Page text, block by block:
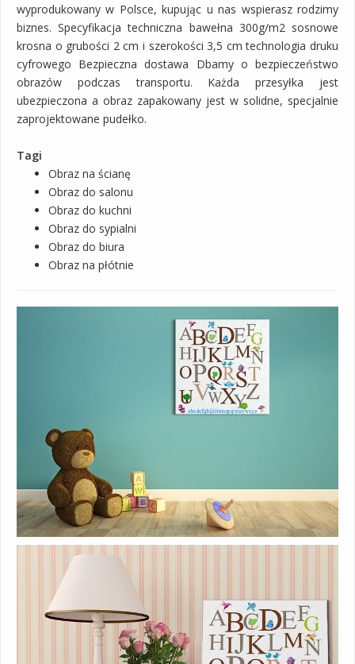
wyprodukowany w Polsce, kupując u nas wspierasz rodzimy
biznes. Specyfikacja techniczna bawełna 300g/m2 sosnowe
krosna o grubości 2 cm i szerokości 3,5 cm technologia druku
cyfrowego Bezpieczna dostawa Dbamy o bezpieczeństwo
obrazów podczas transportu. Każda przesyłka jest
ubezpieczona a obraz zapakowany jest w solidne, specjalnie
zaprojektowane pudełko.
Tagi
Obraz na ścianę
Obraz do salonu
Obraz do kuchni
Obraz do sypialni
Obraz do biura
Obraz na płótnie